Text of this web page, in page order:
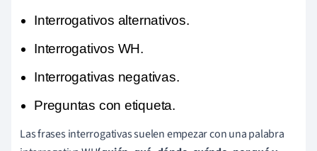
Interrogativos alternativos.
Interrogativos WH.
Interrogativas negativas.
Preguntas con etiqueta.
Las frases interrogativas suelen empezar con una palabra